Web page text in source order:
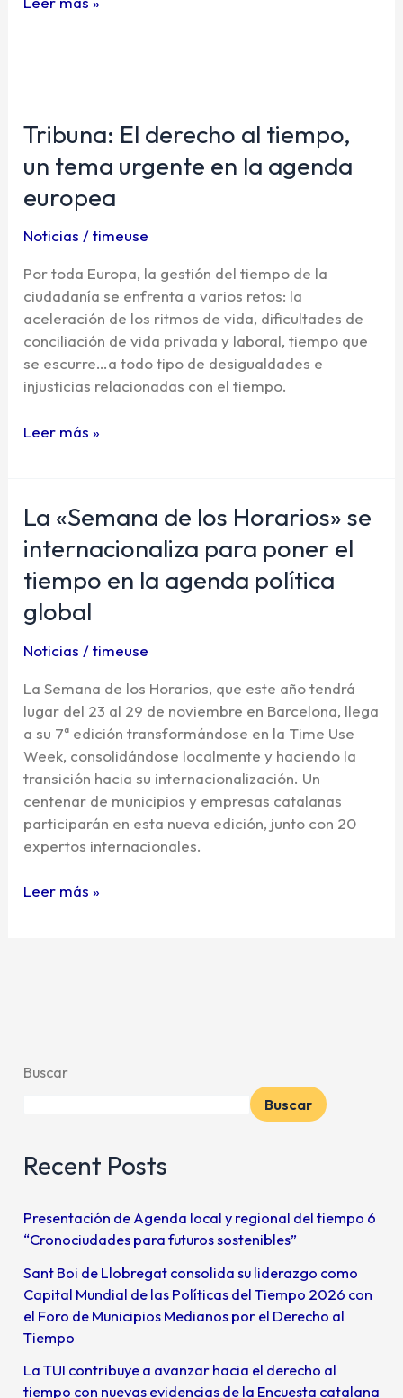
Tribuna: El derecho al tiempo,
un tema urgente en la agenda
europea
Noticias /timeuse
Por toda Europa, la gestión del tiempo de la
ciudadanía se enfrenta a varios retos: la
aceleración de los ritmos de vida, dificultades de
conciliación de vida privada y laboral, tiempo que
se escurre…a todo tipo de desigualdades e
injusticias relacionadas con el tiempo.
derecho
tiempo,
un
urgente
Leer más »
La «Semana de los Horarios» se
internacionaliza para poner el
tiempo en la agenda política
global
Noticias /timeuse
La Semana de los Horarios, que este año tendrá
lugar del 23 al 29 de noviembre en Barcelona, llega
a su 7ª edición transformándose en la Time Use
Week, consolidándose localmente y haciendo la
transición hacia su internacionalización. Un
centenar de municipios y empresas catalanas
participarán en esta nueva edición, junto con 20
expertos internacionales.
La
de
los
Horarios»
se
internacionaliza
poner
el
tiempo
en
la
agenda
política
global
Leer más »
Buscar
Buscar
Recent Posts
Presentación de Agenda local y regional del tiempo 6
“Cronociudades para futuros sostenibles”
Sant Boi de Llobregat consolida su liderazgo como
Capital Mundial de las Políticas del Tiempo 2026 con
el Foro de Municipios Medianos por el Derecho al
Tiempo
La TUI contribuye a avanzar hacia el derecho al
tiempo con nuevas evidencias de la Encuesta catalana